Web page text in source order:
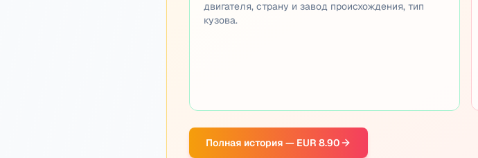
двигателя, страну и завод происхождения, тип
кузова.
Полная история — EUR 8.90